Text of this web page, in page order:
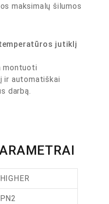
maksimalų šilumos
jutiklį
montuoti
ir automatiškai
darbą.
HIGHER
PN2